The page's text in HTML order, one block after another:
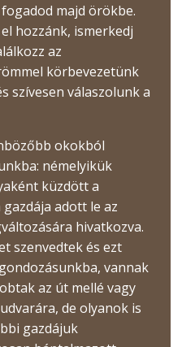
majd örökbe.
hozzánk, ismerkedj
az
körbevezetünk
szívesen válaszolunk a
okokból
némelyikük
küzdött a
adott le az
hivatkozva.
szenvedtek és ezt
vannak
az út mellé vagy
de olyanok is
gazdájuk